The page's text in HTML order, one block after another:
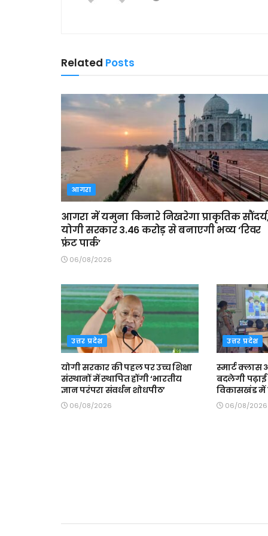
Related Posts
आगरा
आगरा में यमुना किनारे निखरेगा प्राकृतिक
योगी सरकार 3.46 करोड़ से बनाएगी भव्य ‘रिवर
फ्रंट पार्क’
06/08/2026
उत्तर प्रदेश
योगी सरकार की पहल पर उच्च शिक्षा
संस्थानों में स्थापित होंगी ‘भारतीय
ज्ञान परंपरा संवर्धन शोधपीठ’
06/08/2026
उत्तर प्रदेश
स्मार्ट
बदलेगी पढ़ाई
विकासखंड में
06/08/2026